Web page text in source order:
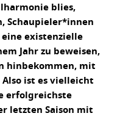
blies,
Schaupieler*innen
existenzielle
Jahr zu beweisen,
hinbekommen, mit
ist es vielleicht
erfolgreichste
letzten Saison mit